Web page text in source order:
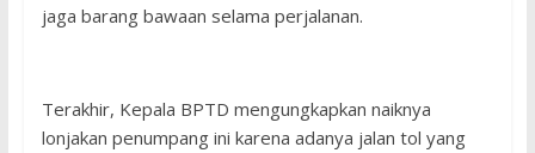
jaga barang bawaan selama perjalanan.
Terakhir, Kepala BPTD mengungkapkan naiknya
lonjakan penumpang ini karena adanya jalan tol yang